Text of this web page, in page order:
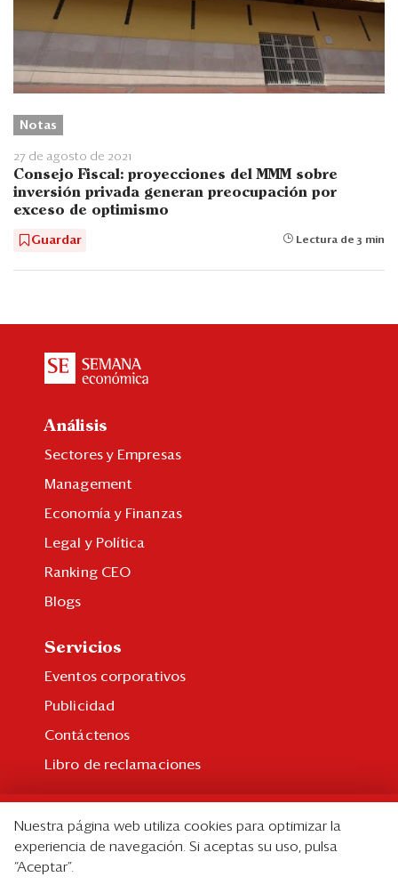
Notas
27 de agosto de 2021
Consejo Fiscal: proyecciones del MMM sobre
inversión privada generan preocupación por
exceso de optimismo
Guardar Lectura de 3 min
Análisis
Sectores y Empresas
Management
Economía y Finanzas
Legal y Política
Ranking CEO
Blogs
Servicios
Eventos corporativos
Publicidad
Contáctenos
Libro de reclamaciones
Suscripción individual
Paquetes corporativos
Nuestra página web utiliza cookies para optimizar la
experiencia de navegación. Si aceptas su uso, pulsa
“Aceptar”.